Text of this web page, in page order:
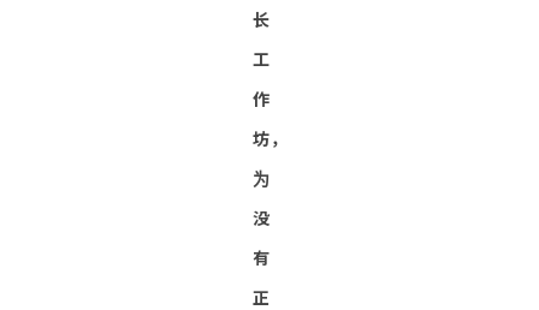
长
工
作
坊，
为
没
有
正